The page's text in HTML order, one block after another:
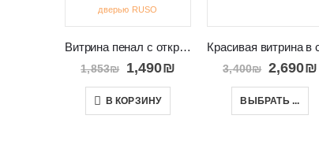
Витрина пенал с открытыми полками и дверью RUSO
1,853₪ 1,490₪
В КОРЗИНУ
3,400₪ 2,690₪
ВЫБРАТЬ ...